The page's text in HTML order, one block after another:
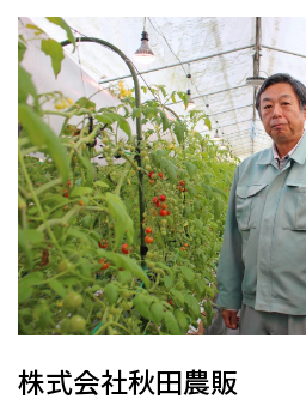
株式会社秋田農販